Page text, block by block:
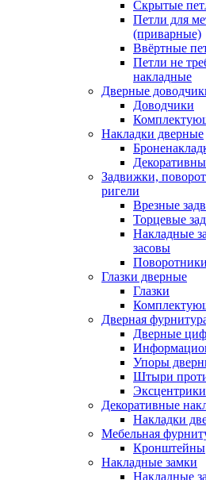
Скрытые
Петли для
(приварные)
Ввёртные
Петли не
накладные
Дверные
Доводчики
Накладки дверные
Задвижки,
ригели
Врезные
Торцевые
Накладные
засовы
Глазки дверные
Глазки
Дверная
Дверные
Упоры
Штыри
Эксцентрики
Декоративные
Накладки
Мебельная
Кронштейны
Накладные замки
Накладные